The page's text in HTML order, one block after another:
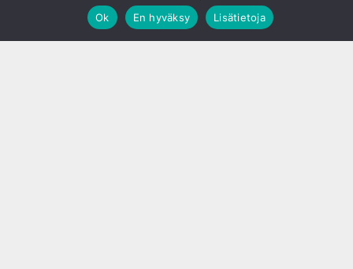
Ok
En hyväksy Lisätietoja